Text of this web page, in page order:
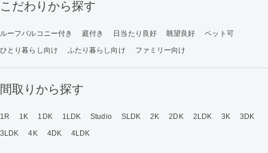
こだわりから探す
ルーフバルコニー付き 庭付き 日当たり良好 眺望良好
ペット可
ひとり暮らし向け
ふたり暮らし向け ファミリー向け
間取りから探す
1R 1K 1DK 1LDK Studio SLDK 2K 2DK 2LDK 3K
3DK
3LDK
4K 4DK 4LDK